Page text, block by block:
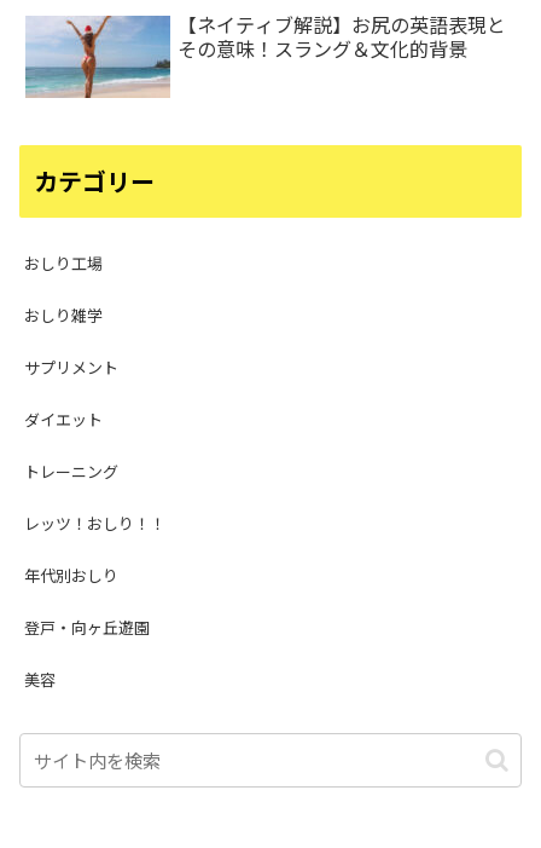
【ネイティブ解説】お尻の英語表現と
その意味！スラング＆文化的背景
カテゴリー
おしり工場
おしり雑学
サプリメント
ダイエット
トレーニング
レッツ！おしり！！
年代別おしり
登戸・向ヶ丘遊園
美容